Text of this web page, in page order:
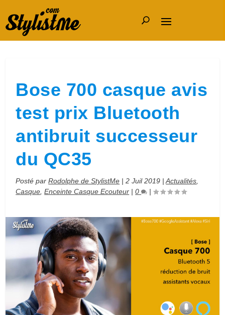
Bose 700 casque avis
test prix Bluetooth
antibruit successeur
du QC35
Posté parRodolphe de StylistMe |2 Juil 2019 |Actualités
Casque ,Enceinte Casque Ecouteur |0 |